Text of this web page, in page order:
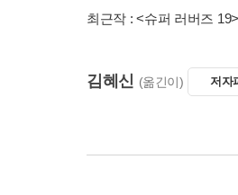
최근작 :<슈퍼 러버즈 19>
김혜신 (옮긴이) 저자